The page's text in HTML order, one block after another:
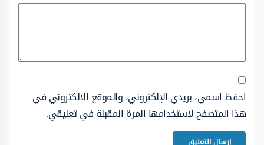
احفظ اسمي، بريدي الإلكتروني، والموقع الإلكتروني في
هذا المتصفح لاستخدامها المرة المقبلة في تعليقي.